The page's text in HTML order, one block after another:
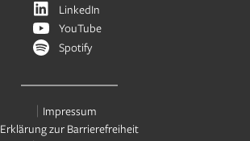
LinkedIn
YouTube
Spotify
Impressum
Erklärung zur Barrierefreiheit